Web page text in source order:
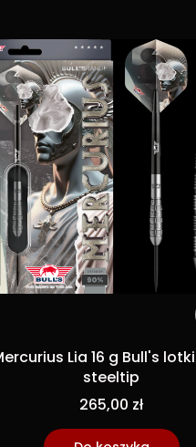
Lia 16 g Bull's
steeltip
265,00 zł